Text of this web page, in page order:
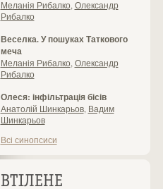
Меланія Рибалко Олександр
Рибалко
Веселка. У пошуках Таткового
меча
Меланія Рибалко Олександр
Рибалко
Олеся: інфільтрація бісів
Анатолій Шинкарьов, Вадим
Шинкарьов
Всі синопсиси
ВТІЛЕНЕ